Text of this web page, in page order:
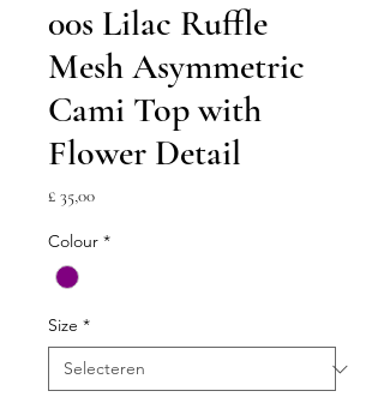
00s Lilac Ruffle
Mesh Asymmetric
Cami Top with
Flower Detail
£ 35,00Prijs
Colour *
Size *